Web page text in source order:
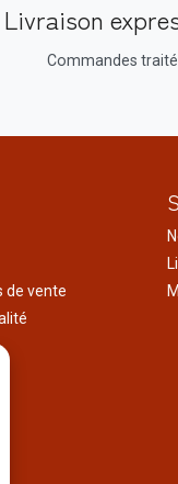
Livraison
Commandes
de vente